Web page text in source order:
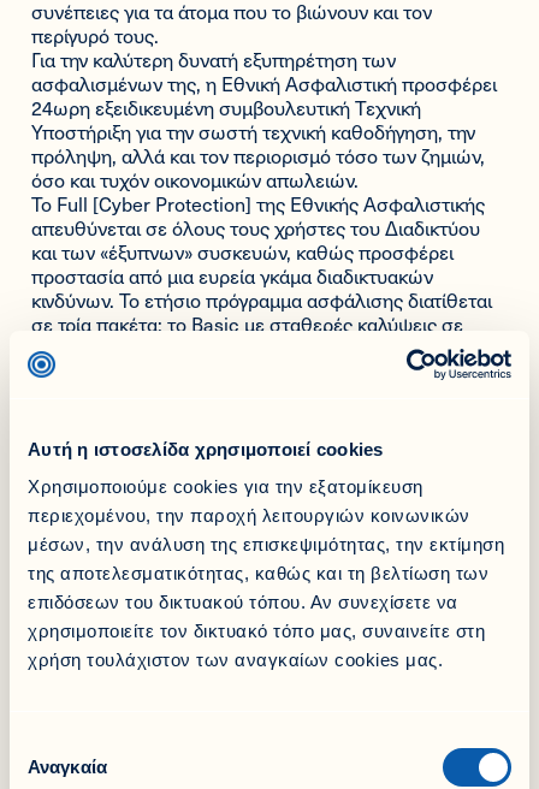
Αυτή η ιστοσελίδα χρησιμοποιεί cookies
Χρησιμοποιούμε cookies για την εξατομίκευση
περιεχομένου, την παροχή λειτουργιών κοινωνικών
μέσων, την ανάλυση της επισκεψιμότητας, την εκτίμηση
της αποτελεσματικότητας, καθώς και τη βελτίωση των
επιδόσεων του δικτυακού τόπου. Αν συνεχίσετε να
χρησιμοποιείτε τον δικτυακό τόπο μας, συναινείτε στη
χρήση τουλάχιστον των αναγκαίων cookies μας.
συγκατάθεσης
Αναγκαία
συνέπειες για τα άτομα που το βιώνουν και τον
περίγυρό τους.
Για την καλύτερη δυνατή εξυπηρέτηση των
ασφαλισμένων της, η Εθνική Ασφαλιστική προσφέρει
24ωρη εξειδικευμένη συμβουλευτική Τεχνική
Υποστήριξη για την σωστή τεχνική καθοδήγηση, την
πρόληψη, αλλά και τον περιορισμό τόσο των ζημιών,
όσο και τυχόν οικονομικών απωλειών.
Το Full [Cyber Protection] της Εθνικής Ασφαλιστικής
απευθύνεται σε όλους τους χρήστες του Διαδικτύου
και των «έξυπνων» συσκευών, καθώς προσφέρει
προστασία από μια ευρεία γκάμα διαδικτυακών
κινδύνων. Το ετήσιο πρόγραμμα ασφάλισης διατίθεται
σε τρία πακέτα: το Basic με σταθερές καλύψεις σε
ανταγωνιστική τιμή για έναν ενήλικο, το πιο
εξειδικευμένο Advanced με πιο ενισχυμένες καλύψεις
εκβιασμού, και το Family με επεκτεινόμενες καλύψεις
ενήλικους & ανήλικα παιδιά) και τις συνδεδεμένες
«έξυπνες» συσκευές και οικοσυσκευές τους.
Για περισσότερες πληροφορίες για το νέο Full [Cyber
Protection], μπορείτε να επισκεφθείτε την ιστοσελίδα
της Εθνικής Ασφαλιστικής, να επικοινωνήσετε με το
Κέντρο Τηλεφωνικής Εξυπηρέτησης Πελατών της
εταιρίας στο 210-90.99.000 ή να απευθυνθείτε στον
Ασφαλιστικό Διαμεσολαβητή σας και σε οποιοδήποτε
Share it!